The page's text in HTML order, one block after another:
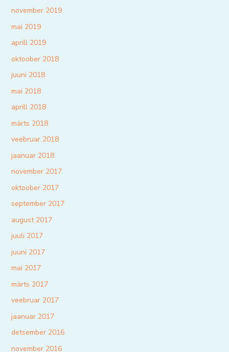
november 2019
mai 2019
aprill 2019
oktoober 2018
juuni 2018
mai 2018
aprill 2018
märts 2018
veebruar 2018
jaanuar 2018
november 2017
oktoober 2017
september 2017
august 2017
juuli 2017
juuni 2017
mai 2017
märts 2017
veebruar 2017
jaanuar 2017
detsember 2016
november 2016